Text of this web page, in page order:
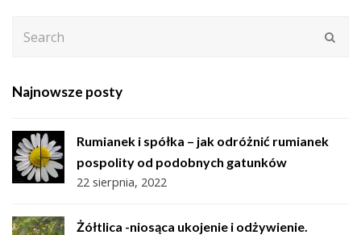
Najnowsze posty
Rumianek i spółka – jak odróżnić rumianek
pospolity od podobnych gatunków
22 sierpnia, 2022
Żółtlica -niosąca ukojenie i odżywienie.